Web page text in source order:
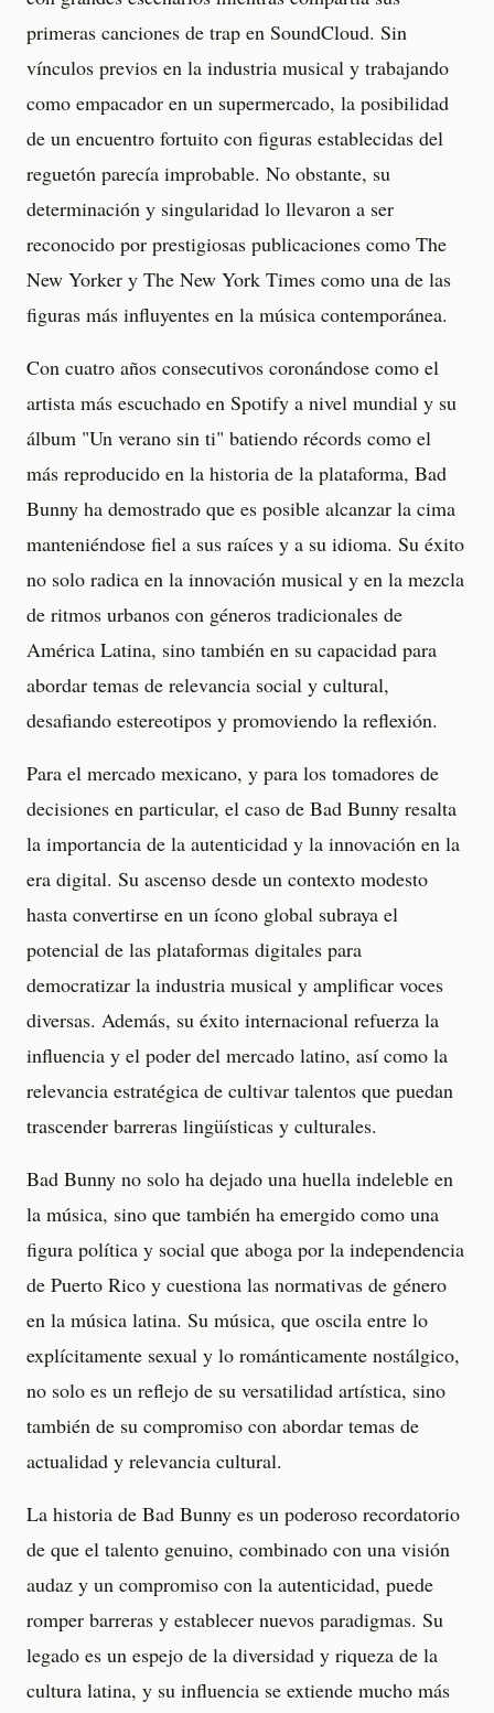
primeras canciones de trap en SoundCloud. Sin
vínculos previos en la industria musical y trabajando
como empacador en un supermercado, la posibilidad
de un encuentro fortuito con figuras establecidas del
reguetón parecía improbable. No obstante, su
determinación y singularidad lo llevaron a ser
reconocido por prestigiosas publicaciones como The
New Yorker y The New York Times como una de las
figuras más influyentes en la música contemporánea.
Con cuatro años consecutivos coronándose como el
artista más escuchado en Spotify a nivel mundial y su
álbum "Un verano sin ti" batiendo récords como el
más reproducido en la historia de la plataforma, Bad
Bunny ha demostrado que es posible alcanzar la cima
manteniéndose fiel a sus raíces y a su idioma. Su éxito
no solo radica en la innovación musical y en la mezcla
de ritmos urbanos con géneros tradicionales de
América Latina, sino también en su capacidad para
abordar temas de relevancia social y cultural,
desafiando estereotipos y promoviendo la reflexión.
Para el mercado mexicano, y para los tomadores de
decisiones en particular, el caso de Bad Bunny resalta
la importancia de la autenticidad y la innovación en la
era digital. Su ascenso desde un contexto modesto
hasta convertirse en un ícono global subraya el
potencial de las plataformas digitales para
democratizar la industria musical y amplificar voces
diversas. Además, su éxito internacional refuerza la
influencia y el poder del mercado latino, así como la
relevancia estratégica de cultivar talentos que puedan
trascender barreras lingüísticas y culturales.
Bad Bunny no solo ha dejado una huella indeleble en
la música, sino que también ha emergido como una
figura política y social que aboga por la independencia
de Puerto Rico y cuestiona las normativas de género
en la música latina. Su música, que oscila entre lo
explícitamente sexual y lo románticamente nostálgico,
no solo es un reflejo de su versatilidad artística, sino
también de su compromiso con abordar temas de
actualidad y relevancia cultural.
La historia de Bad Bunny es un poderoso recordatorio
de que el talento genuino, combinado con una visión
audaz y un compromiso con la autenticidad, puede
romper barreras y establecer nuevos paradigmas. Su
legado es un espejo de la diversidad y riqueza de la
cultura latina, y su influencia se extiende mucho más